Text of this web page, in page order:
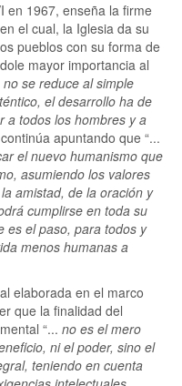
en 1967, enseña la firme
el cual, la Iglesia da su
pueblos con su forma de
mayor importancia al
se reduce al simple
el desarrollo ha de
a todos los hombres y a
apuntando que “...
el nuevo humanismo que
asumiendo los valores
amistad, de la oración y
cumplirse en toda su
es el paso, para todos y
menos humanas a
elaborada en el marco
que la finalidad del
“... no es el mero
ni el poder, sino el
teniendo en cuenta